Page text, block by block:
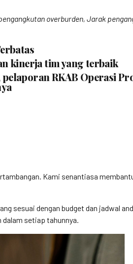
overburden, Jarak
kinerja tim yang terbaik
RKAB Operasi
Kami senantiasa
sesuai dengan budget dan jadwal
dalam setiap tahunnya.